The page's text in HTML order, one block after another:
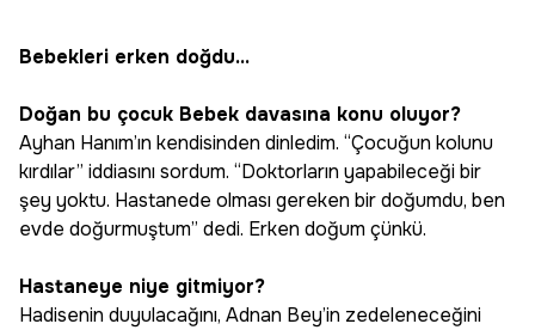
Bebekleri erken doğdu...
Doğan bu çocuk Bebek davasına konu oluyor?
Ayhan Hanım’ın kendisinden dinledim. “Çocuğun kolunu
kırdılar” iddiasını sordum. “Doktorların yapabileceği bir
şey yoktu. Hastanede olması gereken bir doğumdu, ben
evde doğurmuştum” dedi. Erken doğum çünkü.
Hastaneye niye gitmiyor?
Hadisenin duyulacağını, Adnan Bey’in zedeleneceğini